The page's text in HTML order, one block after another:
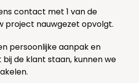
contact met 1 van de
project nauwgezet opvolgt.
persoonlijke aanpak en
de klant staan, kunnen we